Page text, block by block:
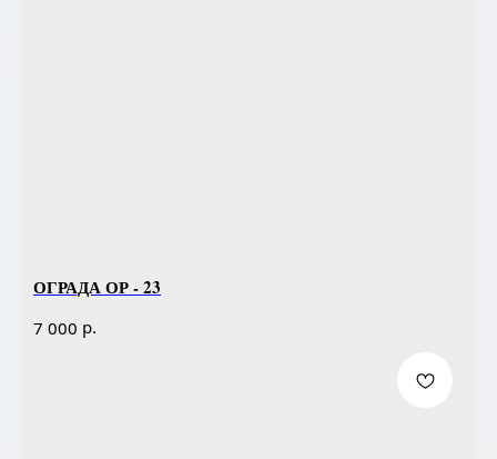
ОГРАДА ОР - 23
7 000 р.